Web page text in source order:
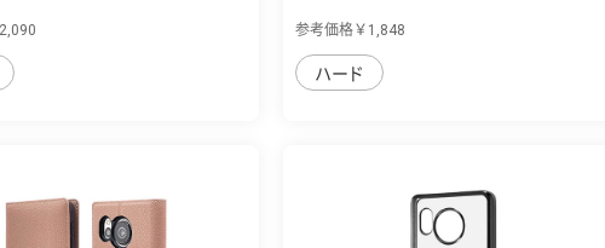
参考価格￥1,848
ハード